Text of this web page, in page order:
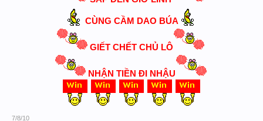
CÙNG CẦM DAO BÚA
GIẾT CHẾT CHỦ LÔ
NHẬN TIỀN ĐI NHẬU
7/8/10